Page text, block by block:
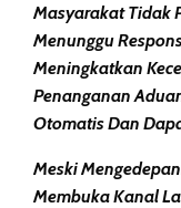
Masyarakat Tidak
Menunggu
Meningkatkan
Penanganan
Otomatis Dan
Meski
Membuka Kanal